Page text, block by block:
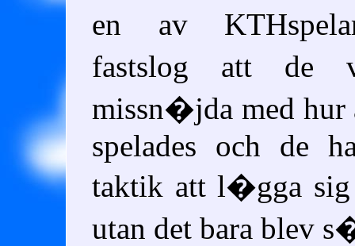
en av
fastslog att de
missn�jda med hur
spelades och de
taktik att l�gga
utan det bara blev